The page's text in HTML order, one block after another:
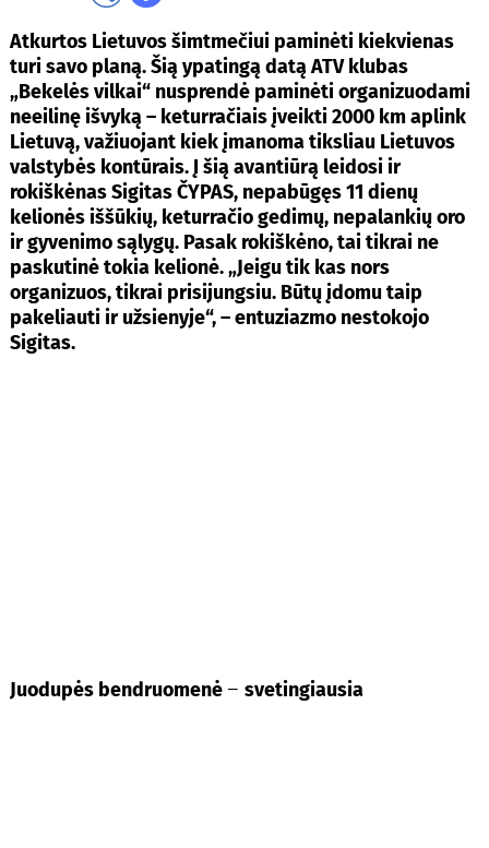
Atkurtos Lietuvos šimtmečiui paminėti kiekvienas
turi savo planą. Šią ypatingą datą ATV klubas
„Bekelės vilkai“ nusprendė paminėti organizuodami
neeilinę išvyką – keturračiais įveikti 2000 km aplink
Lietuvą, važiuojant kiek įmanoma tiksliau Lietuvos
valstybės kontūrais. Į šią avantiūrą leidosi ir
rokiškėnas Sigitas ČYPAS, nepabūgęs 11 dienų
kelionės iššūkių, keturračio gedimų, nepalankių oro
ir gyvenimo sąlygų. Pasak rokiškėno, tai tikrai ne
paskutinė tokia kelionė. „Jeigu tik kas nors
organizuos, tikrai prisijungsiu. Būtų įdomu taip
pakeliauti ir užsienyje“, – entuziazmo nestokojo
Sigitas.
Juodupės bendruomenė– svetingiausia